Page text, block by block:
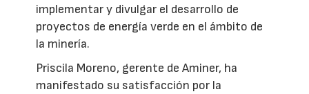
implementar y divulgar el desarrollo de
proyectos de energía verde en el ámbito de
la minería.
Priscila Moreno, gerente de Aminer, ha
manifestado su satisfacción por la